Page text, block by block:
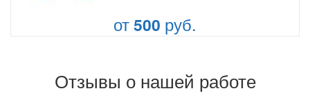
от500 руб.
Отзывы о нашей работе